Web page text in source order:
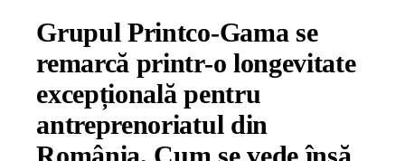
Grupul Printco-Gama se
remarcă printr-o longevitate
excepțională pentru
antreprenoriatul din